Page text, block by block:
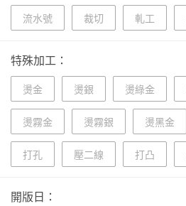
流水號 裁切 軋工
特殊加工：
燙金 燙銀 燙綠金
燙霧金 燙霧銀 燙黑金
打孔 壓二線 打凸
開版日：